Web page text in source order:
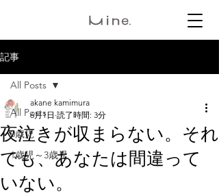
記事
All Posts
0歳児
1歳児～3歳児
All Posts
夜泣きが収まらない。それ
でも、あなたは間違って
いない。
akane kamimura
6月1日 読了時間: 3分